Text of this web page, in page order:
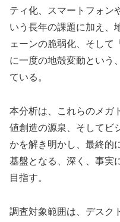
ティ化、スマートフォン
いう長年の課題に加え、
ェーンの脆弱化、そして
に一度の地殻変動という
ている。
本分析は、これらのメガ
値創造の源泉、そしてビ
かを解き明かし、最終的
基盤となる、深く、事実
目指す。
調査対象範囲は、デスク